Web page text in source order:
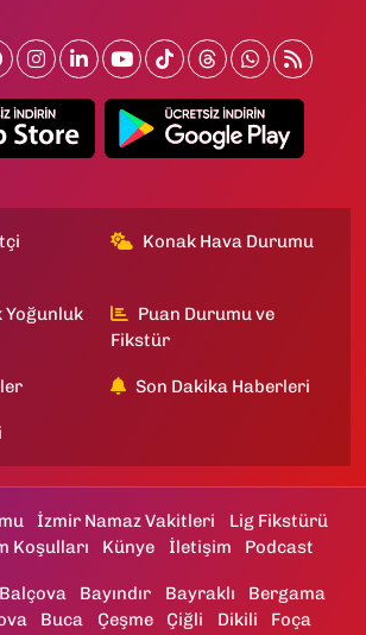
Konak Hava Durumu
Yoğunluk
Puan Durumu ve
Fikstür
Son Dakika Haberleri
İzmir Namaz Vakitleri
Lig Fikstürü
Koşulları
Künye İletişim Podcast
Balçova Bayındır Bayraklı
Bergama
Buca Çeşme Çiğli Dikili Foça